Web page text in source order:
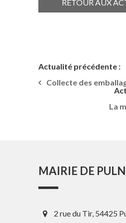
RETOUR AUX
Actualité précédente :
Collecte des
La
MAIRIE DE
2 rue du Tir, 54425